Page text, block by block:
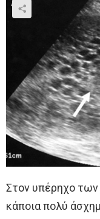
Στον υπέρηχο
κάποια πολύ